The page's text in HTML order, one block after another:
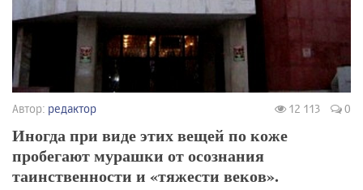
Автор: редактор 12 113 0
Иногда при виде этих вещей по коже
пробегают мурашки от осознания
таинственности и «тяжести веков».